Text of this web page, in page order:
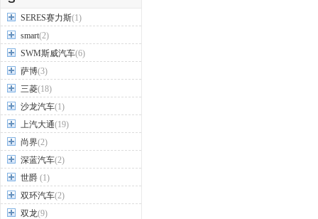
SERES赛力斯(1)
smart(2)
SWM斯威汽车(6)
萨博(3)
三菱(18)
沙龙汽车(1)
上汽大通(19)
尚界(2)
深蓝汽车(2)
世爵 (1)
双环汽车(2)
双龙(9)